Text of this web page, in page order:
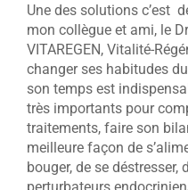
Une des solutions c’est
mon collègue et ami, le
VITAREGEN, Vitalité-
changer ses habitudes
son temps est
très importants pour
traitements, faire son
meilleure façon de
bouger, de se déstresser,